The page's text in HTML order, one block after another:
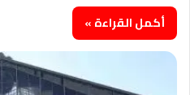
أكمل القراءة »